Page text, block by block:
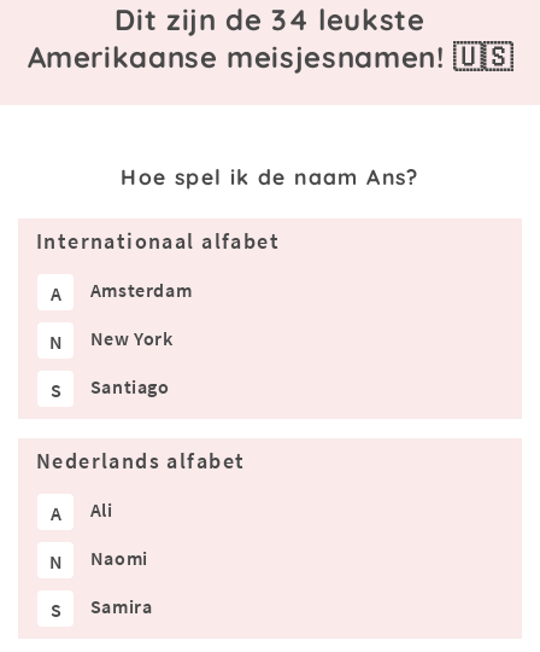
Dit zijn de 34 leukste
Amerikaanse meisjesnamen! 🇺🇸
Hoe spel ik de naam Ans?
Internationaal alfabet
A Amsterdam
N New York
S Santiago
Nederlands alfabet
A Ali
N Naomi
S Samira